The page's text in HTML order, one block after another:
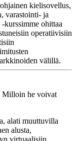
kielisovellus,
varastointi- ja
ohittaa
operatiivisiin
välillä.
Milloin he voivat
alati muuttuvilla
alusta,
virtuaalisiin